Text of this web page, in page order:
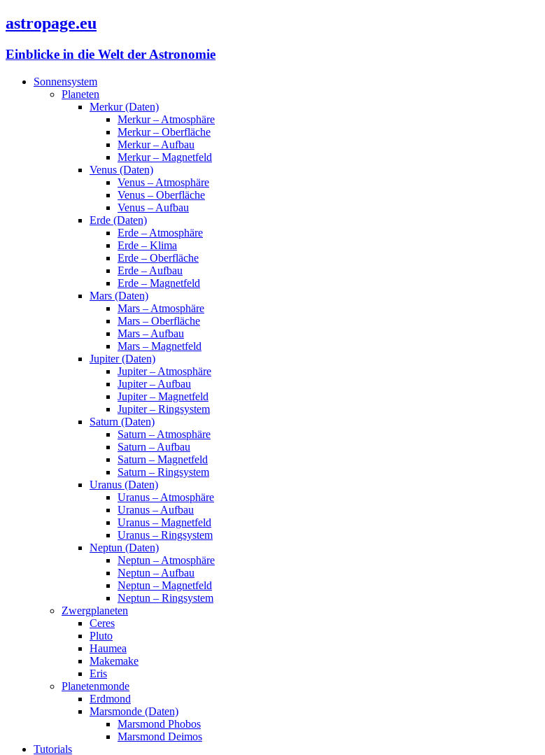
astropage.eu
Einblicke in die Welt der Astronomie
Sonnensystem
Planeten
Merkur (Daten)
Merkur – Atmosphäre
Merkur – Oberfläche
Merkur – Aufbau
Merkur – Magnetfeld
Venus (Daten)
Venus – Atmosphäre
Venus – Oberfläche
Venus – Aufbau
Erde (Daten)
Erde – Atmosphäre
Erde – Klima
Erde – Oberfläche
Erde – Aufbau
Erde – Magnetfeld
Mars (Daten)
Mars – Atmosphäre
Mars – Oberfläche
Mars – Aufbau
Mars – Magnetfeld
Jupiter (Daten)
Jupiter – Atmosphäre
Jupiter – Aufbau
Jupiter – Magnetfeld
Jupiter – Ringsystem
Saturn (Daten)
Saturn – Atmosphäre
Saturn – Aufbau
Saturn – Magnetfeld
Saturn – Ringsystem
Uranus (Daten)
Uranus – Atmosphäre
Uranus – Aufbau
Uranus – Magnetfeld
Uranus – Ringsystem
Neptun (Daten)
Neptun – Atmosphäre
Neptun – Aufbau
Neptun – Magnetfeld
Neptun – Ringsystem
Zwergplaneten
Ceres
Pluto
Haumea
Makemake
Eris
Planetenmonde
Erdmond
Marsmonde (Daten)
Marsmond Phobos
Marsmond Deimos
Tutorials